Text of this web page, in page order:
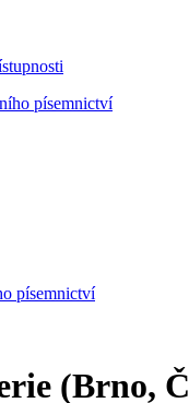
písemnictví
(Brno,